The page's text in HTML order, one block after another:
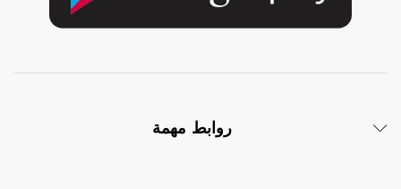
روابط مهمة